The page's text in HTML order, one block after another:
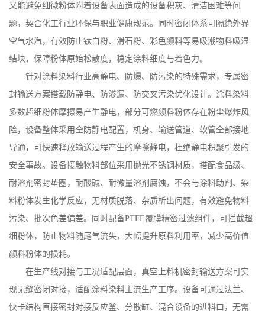
又能避免细微粉体附着设备表面造成的设备积灰、清洁困难等问
题，契合化工行业环保与职业健康规范。同时密闭体系可隔绝外界
空气水汽，有效防止钛白粉、滑石粉、彩色颜料等易吸潮物料吸湿
结块，保障粉体原始松散度，稳定涂料细度与着色力。
针对涂料染料行业高静电、防爆、防污染的特殊需求，专属密
封输送方案搭载防静电、防渗漏、防交叉污染优化设计。涂料染料
多数超细粉体摩擦易产生静电，部分可燃颜料粉体存在粉尘爆炸风
险，设备整体采用全防静电配置，机身、输送管道、软管全部接地
导通，可快速释放输送过程产生的摩擦静电，杜绝静电积聚引发的
安全事故。设备接触物料部位采用抛光不锈钢材质，搭配食品级、
耐溶剂密封垫圈，耐酸碱、耐微量溶剂腐蚀，不会与涂料助剂、染
料粉体发生化学反应，无材质脱落、杂质析出问题，有效避免物料
污染、批次色差偏差。同时配备PTFE覆膜精密过滤组件，可拦截超
细粉体，防止物料随尾气流失，大幅提升原料利用率，减少高价值
颜料粉体的损耗。
在生产线对接与工况适配层面，真空上料机密封输送方案可实
现无缝密闭对接，适配涂料染料主流生产工序。设备可通过法兰、
快卡结构直接密封对接反应釜、分散缸、混合设备的进料口，无需